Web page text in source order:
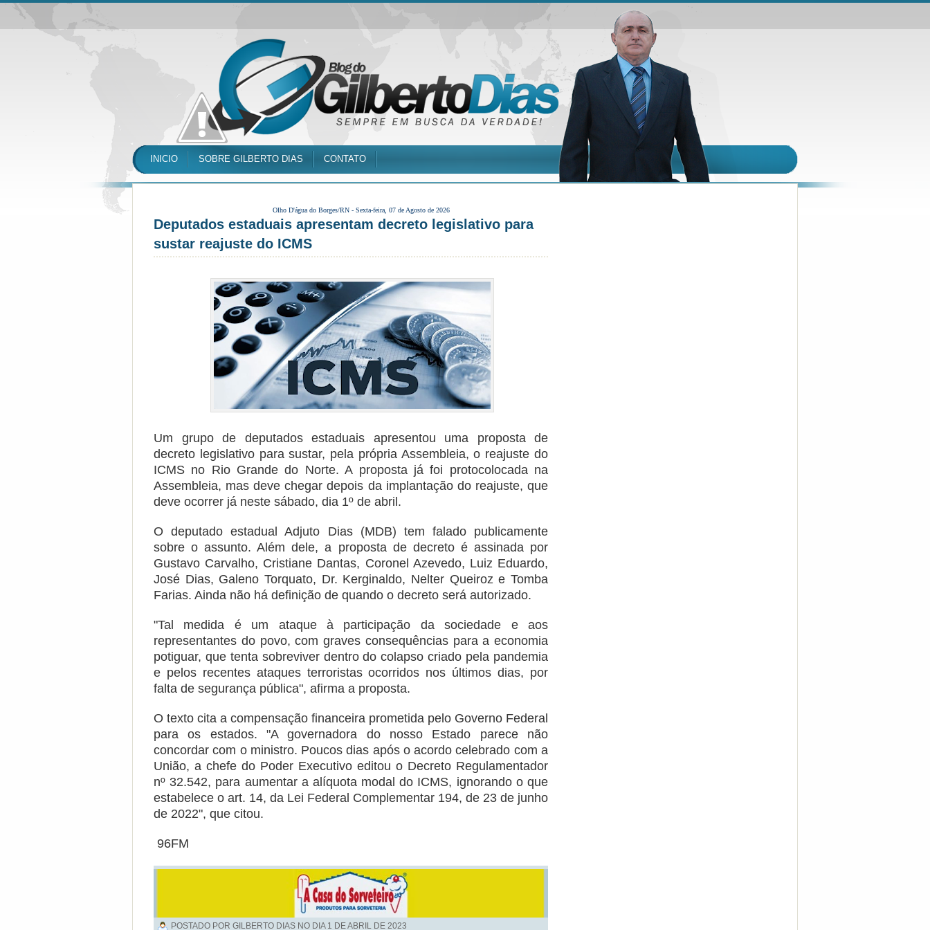
INICIO SOBRE GILBERTO DIAS CONTATO
Olho D'água do Borges/RN - Sexta-feira, 07 de Agosto de 2026
Deputados estaduais apresentam decreto legislativo para
sustar reajuste do ICMS
Um grupo de deputados estaduais apresentou uma proposta de
decreto legislativo para sustar, pela própria Assembleia, o reajuste do
ICMS no Rio Grande do Norte. A proposta já foi protocolocada na
Assembleia, mas deve chegar depois da implantação do reajuste, que
deve ocorrer já neste sábado, dia 1º de abril.
O deputado estadual Adjuto Dias (MDB) tem falado publicamente
sobre o assunto. Além dele, a proposta de decreto é assinada por
Gustavo Carvalho, Cristiane Dantas, Coronel Azevedo, Luiz Eduardo,
José Dias, Galeno Torquato, Dr. Kerginaldo, Nelter Queiroz e Tomba
Farias. Ainda não há definição de quando o decreto será autorizado.
"Tal medida é um ataque à participação da sociedade e aos
representantes do povo, com graves consequências para a economia
potiguar, que tenta sobreviver dentro do colapso criado pela pandemia
e pelos recentes ataques terroristas ocorridos nos últimos dias, por
falta de segurança pública", afirma a proposta.
O texto cita a compensação financeira prometida pelo Governo Federal
para os estados. "A governadora do nosso Estado parece não
concordar com o ministro. Poucos dias após o acordo celebrado com a
União, a chefe do Poder Executivo editou o Decreto Regulamentador
nº 32.542, para aumentar a alíquota modal do ICMS, ignorando o que
estabelece o art. 14, da Lei Federal Complementar 194, de 23 de junho
de 2022", que citou.
96FM
POSTADO POR GILBERTO DIAS NO DIA 1 DE ABRIL DE 2023